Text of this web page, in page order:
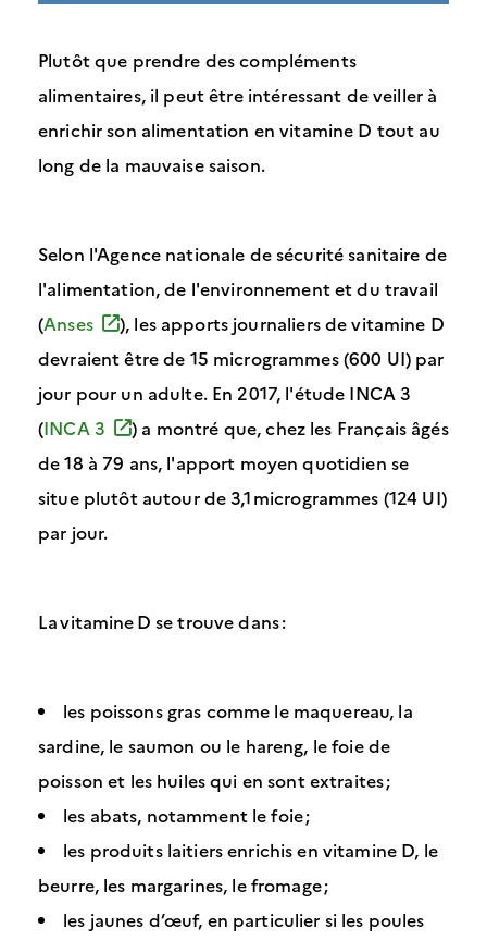
Plutôt que prendre des compléments
alimentaires, il peut être intéressant de veiller à
enrichir son alimentation en vitamine D tout au
long de la mauvaise saison.
Selon l'Agence nationale de sécurité sanitaire de
l'alimentation, de l'environnement et du travail
(Anses
), les apports journaliers de vitamine D
devraient être de 15 microgrammes (600 UI) par
jour pour un adulte. En 2017, l'étude INCA 3
(INCA 3
) a montré que, chez les Français âgés
de 18 à 79 ans, l'apport moyen quotidien se
situe plutôt autour de 3,1 microgrammes (124 UI)
par jour.
La vitamine D se trouve dans :
les poissons gras comme le maquereau, la
sardine, le saumon ou le hareng, le foie de
poisson et les huiles qui en sont extraites ;
les abats, notamment le foie ;
les produits laitiers enrichis en vitamine D, le
beurre, les margarines, le fromage ;
les jaunes d’œuf, en particulier si les poules